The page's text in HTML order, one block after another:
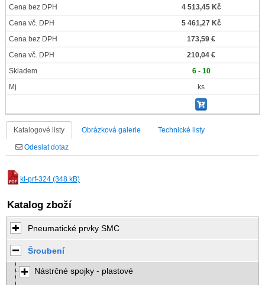
Cena bez DPH
4 513,45 Kč
Cena vč. DPH
5 461,27 Kč
Cena bez DPH
173,59 €
Cena vč. DPH
210,04 €
Skladem
6 - 10
Mj
ks
Katalogové listy Obrázková galerie Technické listy
Odeslat dotaz
kl-prf-324 (348 kB)
Katalog zboží
Pneumatické prvky SMC
Šroubení
Nástrčné spojky - plastové